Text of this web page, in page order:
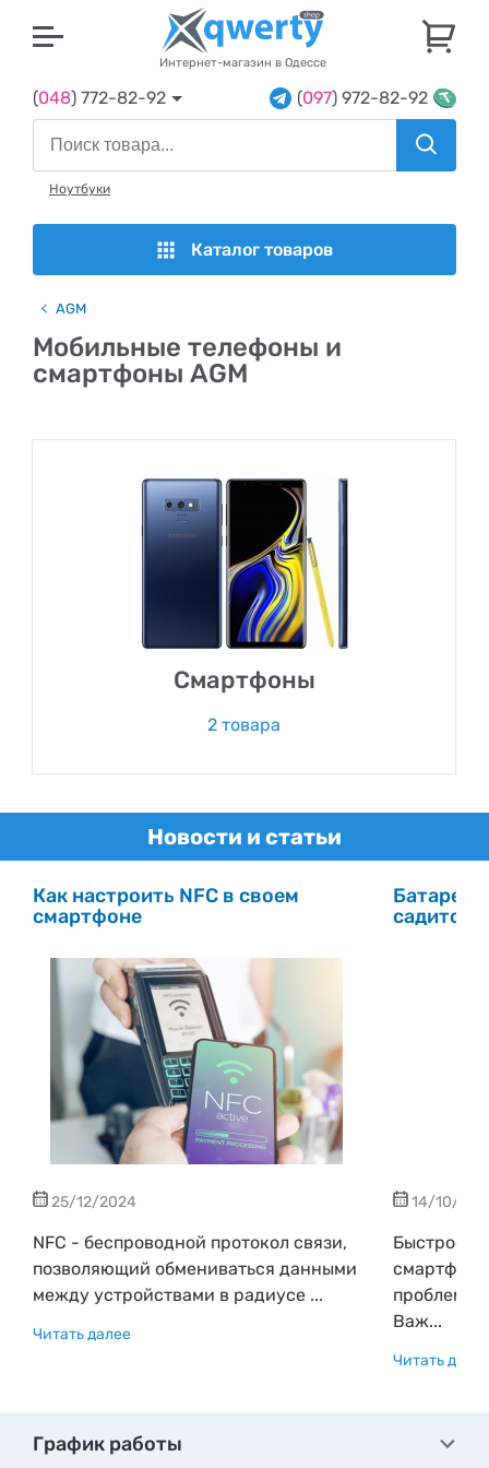
Интернет-магазин в Одессе
(048) 772-82-92 (097) 972-82-92
Ноутбуки
Каталог товаров
AGM
Мобильные телефоны и
смартфоны AGM
Смартфоны
2 товара
Новости и статьи
Как настроить NFC в своем
смартфоне
25/12/2024
NFC - беспроводной протокол связи,
позволяющий обмениваться данными
между устройствами в радиусе ...
Читать далее
Батарея
садится
14/10/
Быстрое
Важ...
Читать
График работы